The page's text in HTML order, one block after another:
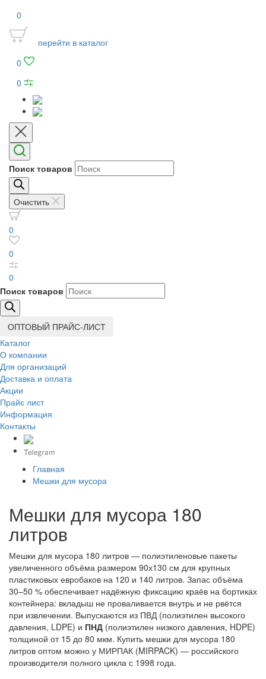
0
перейти в каталог
0
0
Поиск товаров
Очистить
0
0
0
Поиск товаров
ОПТОВЫЙ ПРАЙС-ЛИСТ
Каталог
О компании
Для организаций
Доставка и оплата
Акции
Прайс лист
Информация
Контакты
Главная
Мешки для мусора
Мешки для мусора 180
литров
Мешки для мусора 180 литров — полиэтиленовые пакеты
увеличенного объёма размером 90х130 см для крупных
пластиковых евробаков на 120 и 140 литров. Запас объёма
30–50 % обеспечивает надёжную фиксацию краёв на бортиках
контейнера: вкладыш не проваливается внутрь и не рвётся
при извлечении. Выпускаются из ПВД (полиэтилен высокого
давления, LDPE) и ПНД (полиэтилен низкого давления, HDPE)
толщиной от 15 до 80 мкм. Купить мешки для мусора 180
литров оптом можно у МИРПАК (MIRPACK) — российского
производителя полного цикла с 1998 года.